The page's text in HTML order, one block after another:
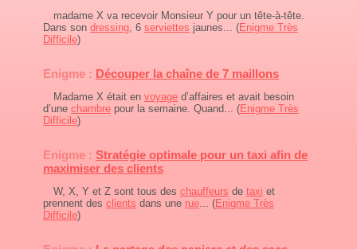
madame X va recevoir Monsieur Y pour un tête-à-tête.
Dans son dressing, 6 serviettes jaunes... (Enigme Très
Difficile)
Enigme : Découper la chaîne de 7 maillons
Madame X était en voyage d’affaires et avait besoin
d’une chambre pour la semaine. Quand... (Enigme Très
Difficile)
Enigme : Stratégie optimale pour un taxi afin de
maximiser des clients
W, X, Y et Z sont tous des chauffeurs de taxi et
prennent des clients dans une rue... (Enigme Très
Difficile)